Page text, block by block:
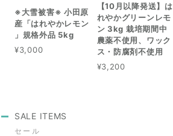
※大雪被害※ 小田原
産「はれやかレモン
」規格外品 5kg
¥3,000
【10月以降発送】は
れやかグリーンレモ
ン 3kg 栽培期間中
農薬不使用、ワック
ス・防腐剤不使用
¥3,200
SALE ITEMS
セール